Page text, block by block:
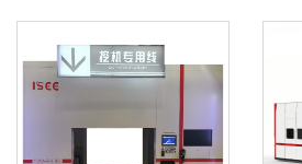
високо налягане